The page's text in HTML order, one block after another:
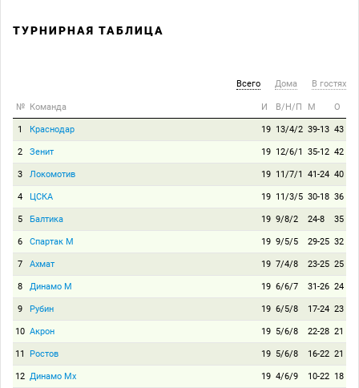
ТУРНИРНАЯ ТАБЛИЦА
Всего Дома В гостях
№ Команда И В/Н/П М О
1 Краснодар 19 13/4/2 39-13 43
2 Зенит 19 12/6/1 35-12 42
3 Локомотив 19 11/7/1 41-24 40
4 ЦСКА 19 11/3/5 30-18 36
5 Балтика 19 9/8/2 24-8 35
6 Спартак М 19 9/5/5 29-25 32
7 Ахмат 19 7/4/8 23-25 25
8 Динамо М 19 6/6/7 31-26 24
9 Рубин 19 6/5/8 17-24 23
10 Акрон 19 5/6/8 22-28 21
11 Ростов 19 5/6/8 16-22 21
12 Динамо Мх 19 4/6/9 10-22 18